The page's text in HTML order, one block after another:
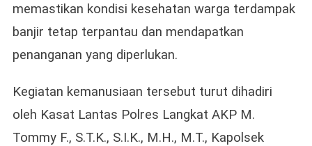
memastikan kondisi kesehatan warga terdampak
banjir tetap terpantau dan mendapatkan
penanganan yang diperlukan.
Kegiatan kemanusiaan tersebut turut dihadiri
oleh Kasat Lantas Polres Langkat AKP M.
Tommy F., S.T.K., S.I.K., M.H., M.T., Kapolsek